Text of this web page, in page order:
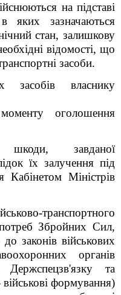
на підставі
яких зазначаються
стан, залишкову
відомості, що
засоби.
засобів власнику
оголошення
шкоди, завданої
їх залучення під
Кабінетом Міністрів
транспортного
Збройних Сил,
законів військових
органів
Держспецзв'язку та
формування)